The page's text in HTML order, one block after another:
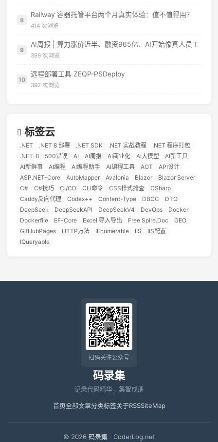
8
Railway 容器托管平台两个月真实体验：值不值得用？
414 次浏览
9
AI周报 | 算力涨价近半、融资965亿、AI开始像真人员工
399 次浏览
10
远程部署工具 ZEQP-PSDeploy
392 次浏览
标签云
.NET .NET 8 部署 .NET SDK .NET 实战教程
.NET 程序打包
.NET-8
500错误 AI AI周报 AI商业化 AI大模型
AI新工具
AI新鲜事
AI编程 AI编程助手 AI编程工具 AOT
API设计
ASP.NET-Core
AutoMapper Avalonia Blazor
Blazor Server
C#
C#技巧 CI/CD CLI命令 CSS样式排查
CSharp
Caddy反向代理
Codex++ Content-Type DBCC
DTO
DeepSeek
DeepSeekAPI DeepSeekV4 DevOps
Docker
Dockerfile
EF-Core Excel 导入导出 Free Spire.Doc
GEO
GitHubPages
HTTP方法 IEnumerable IIS
IIS配置
IQueryable
码录集
记录代码精华，集智成册
首页全部文章分类标签关于RSSSiteMap
扫码关注公众号
© 2026 码录集· CoderLog.net